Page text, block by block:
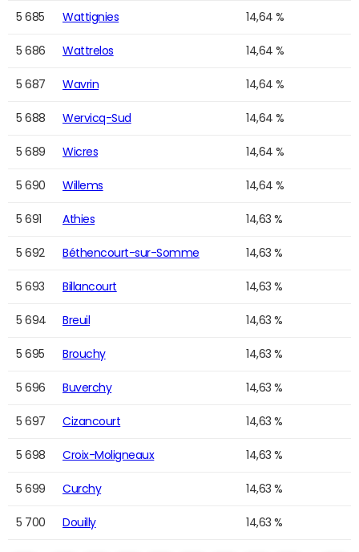
5 685 Wattignies 14,64 %
5 686 Wattrelos 14,64 %
5 687 Wavrin 14,64 %
5 688 Wervicq-Sud 14,64 %
5 689 Wicres 14,64 %
5 690 Willems 14,64 %
5 691 Athies 14,63 %
5 692 Béthencourt-sur-Somme 14,63 %
5 693 Billancourt 14,63 %
5 694 Breuil 14,63 %
5 695 Brouchy 14,63 %
5 696 Buverchy 14,63 %
5 697 Cizancourt 14,63 %
5 698 Croix-Moligneaux 14,63 %
5 699 Curchy 14,63 %
5 700 Douilly 14,63 %